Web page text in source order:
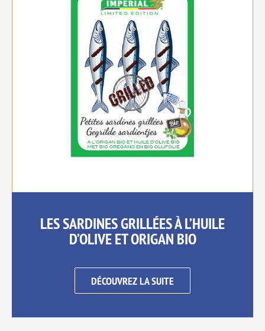
LES SARDINES GRILLÉES À L’HUILE
D’OLIVE ET ORIGAN BIO
DÉCOUVREZ LA SUITE